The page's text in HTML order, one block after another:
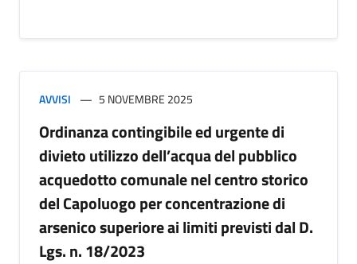
AVVISI 5 NOVEMBRE 2025
Ordinanza contingibile ed urgente di
divieto utilizzo dell’acqua del pubblico
acquedotto comunale nel centro storico
del Capoluogo per concentrazione di
arsenico superiore ai limiti previsti dal D.
Lgs. n. 18/2023